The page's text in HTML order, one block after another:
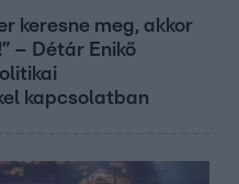
keresne meg, akkor
– Détár Enikő
kapcsolatban